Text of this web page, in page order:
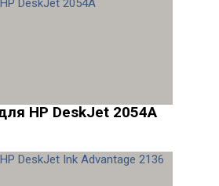
HP DeskJet 2054A